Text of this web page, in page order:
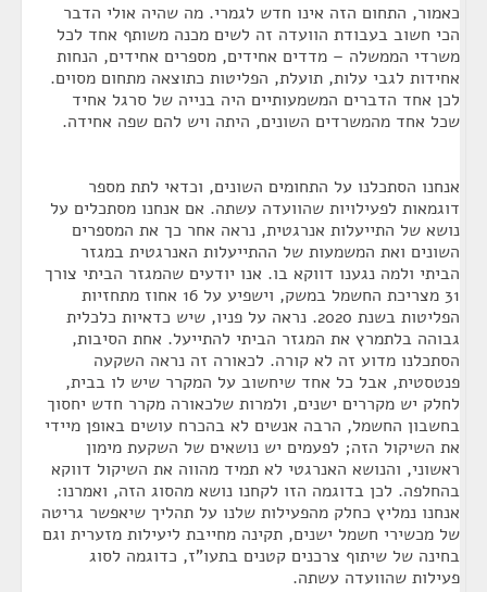
כאמור, התחום הזה אינו חדש לגמרי. מה שהיה אולי הדבר
הכי חשוב בעבודת הוועדה זה לשים מכנה משותף אחד לכל
משרדי הממשלה – מדדים אחידים, מספרים אחידים, הנחות
אחידות לגבי עלות, תועלת, הפליטות כתוצאה מתחום מסוים.
לכן אחד הדברים המשמעותיים היה בנייה של סרגל אחיד
שכל אחד מהמשרדים השונים, היתה ויש להם שפה אחידה.
אנחנו הסתכלנו על התחומים השונים, וכדאי לתת מספר
דוגמאות לפעילויות שהוועדה עשתה. אם אנחנו מסתכלים על
נושא של התייעלות אנרגטית, נראה אחר כך את המספרים
השונים ואת המשמעות של ההתייעלות האנרגטית במגזר
הביתי ולמה נגענו דווקא בו. אנו יודעים שהמגזר הביתי צורך
31 מצריכת החשמל במשק, וישפיע על 16 אחוז מתחזיות
הפליטות בשנת 2020. נראה על פניו, שיש כדאיות כלכלית
גבוהה בלתמרץ את המגזר הביתי להתייעל. אחת הסיבות,
הסתכלנו מדוע זה לא קורה. לכאורה זה נראה השקעה
פנטסטית, אבל כל אחד שיחשוב על המקרר שיש לו בבית,
לחלק יש מקררים ישנים, ולמרות שלכאורה מקרר חדש יחסוך
בחשבון החשמל, הרבה אנשים לא בהכרח עושים באופן מיידי
את השיקול הזה; לפעמים יש נושאים של השקעת מימון
ראשוני, והנושא האנרגטי לא תמיד מהווה את השיקול דווקא
בהחלפה. לכן בדוגמה הזו לקחנו נושא מהסוג הזה, ואמרנו:
אנחנו נמליץ כחלק מהפעילות שלנו על תהליך שיאפשר גריטה
של מכשירי חשמל ישנים, תקינה מחייבת ליעילות מזערית וגם
בחינה של שיתוף צרכנים קטנים בתעו"ז, כדוגמה לסוג
פעילות שהוועדה עשתה.